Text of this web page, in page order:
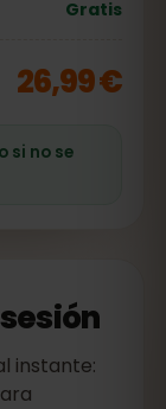
Gratis
26,99 €
si no se
instante: